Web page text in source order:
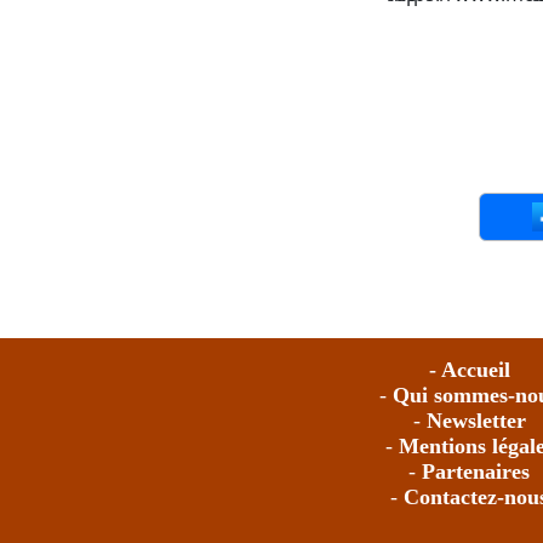
- Accueil
- Qui sommes-
- Newsletter
- Mentions
- Partenaires
- Contactez-